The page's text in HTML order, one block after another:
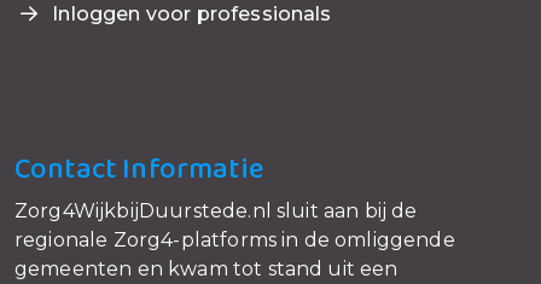
Inloggen voor professionals
Contact Informatie
Zorg4WijkbijDuurstede.nl sluit aan bij de
regionale Zorg4-platforms in de omliggende
gemeenten en kwam tot stand uit een